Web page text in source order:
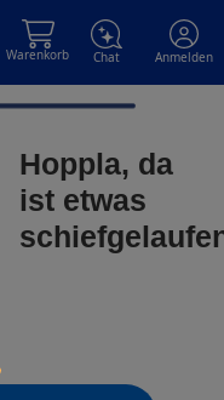
Warenkorb Chat Anmelden
Hoppla, da
ist etwas